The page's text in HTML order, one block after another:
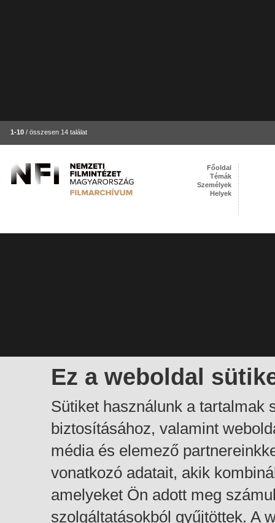
1-10 / összesen 14 találat
Ez a weboldal
Sütiket használunk a tartalmak
biztosításához, valamint
média és elemező
vonatkozó adatait, akik
amelyeket Ön adott meg
szolgáltatásokból gyűjtöttek. A
Főoldal
Témák
Személyek
Helyek